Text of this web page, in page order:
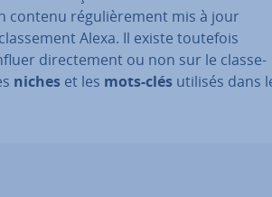
contenu ré­gu­liè­re­ment mis à jour
Alexa. Il existe toutefois
di­rec­te­ment ou non sur le clas­se­
niches et les mots-clés utilisés dans